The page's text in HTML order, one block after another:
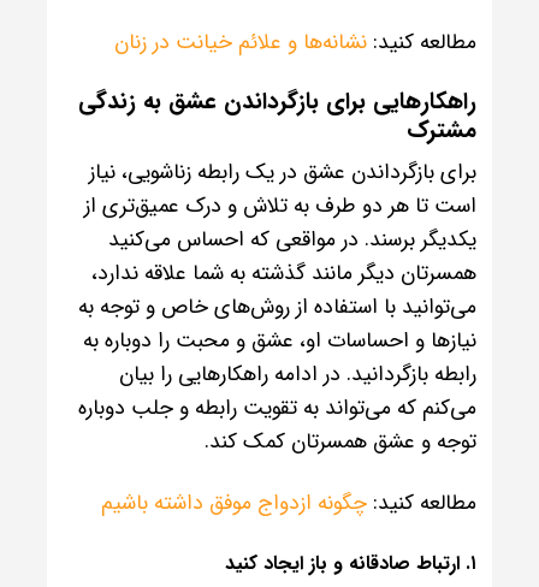
مطالعه کنید: نشانه‌ها و علائم خیانت در زنان
راهکارهایی برای بازگرداندن عشق به زندگی
مشترک
برای بازگرداندن عشق در یک رابطه زناشویی، نیاز
است تا هر دو طرف به تلاش و درک عمیق‌تری از
یکدیگر برسند. در مواقعی که احساس می‌کنید
همسرتان دیگر مانند گذشته به شما علاقه ندارد،
می‌توانید با استفاده از روش‌های خاص و توجه به
نیازها و احساسات او، عشق و محبت را دوباره به
رابطه بازگردانید. در ادامه راهکارهایی را بیان
می‌کنم که می‌تواند به تقویت رابطه و جلب دوباره
توجه و عشق همسرتان کمک کند.
مطالعه کنید: چگونه ازدواج موفق داشته باشیم
۱. ارتباط صادقانه و باز ایجاد کنید